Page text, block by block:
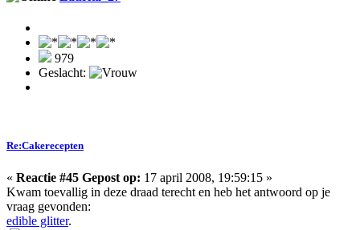
979
Geslacht:
Re:Cakerecepten
« Reactie #45 Gepost op: 17 april 2008, 19:59:15 »
Kwam toevallig in deze draad terecht en heb het antwoord op je
vraag gevonden:
edible glitter.